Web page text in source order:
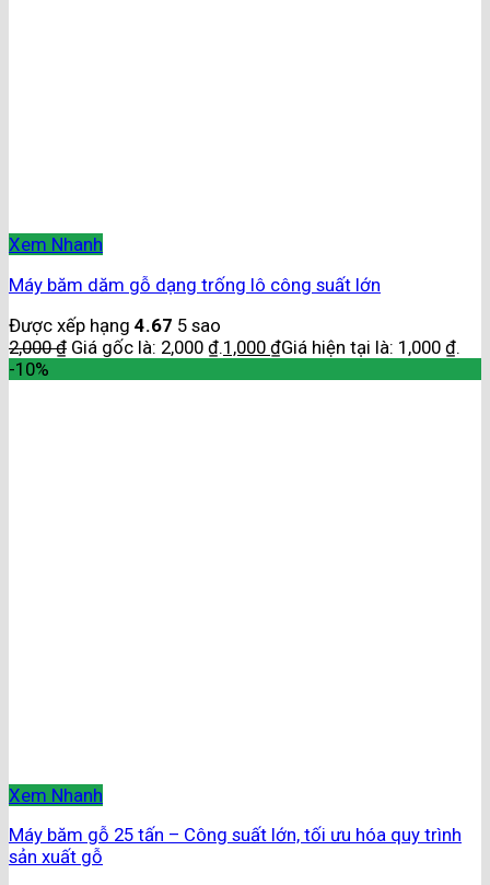
Xem Nhanh
Máy băm dăm gỗ dạng trống lô công suất lớn
Được xếp hạng 4.67 5 sao
2,000₫ Giá gốc là: 2,000 ₫.1,000 ₫Giá hiện tại là: 1,000 ₫.
-10%
Xem Nhanh
Máy băm gỗ 25 tấn – Công suất lớn, tối ưu hóa quy trình
sản xuất gỗ